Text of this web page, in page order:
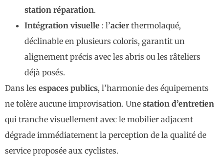
station réparation.
Intégration visuelle : l’acier thermolaqué,
déclinable en plusieurs coloris, garantit un
alignement précis avec les abris ou les râteliers
déjà posés.
Dans les espaces publics, l’harmonie des équipements
ne tolère aucune improvisation. Une station d’entretien
qui tranche visuellement avec le mobilier adjacent
dégrade immédiatement la perception de la qualité de
service proposée aux cyclistes.